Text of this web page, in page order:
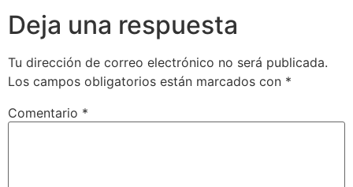
Deja una respuesta
Tu dirección de correo electrónico no será publicada.
Los campos obligatorios están marcados con *
Comentario *